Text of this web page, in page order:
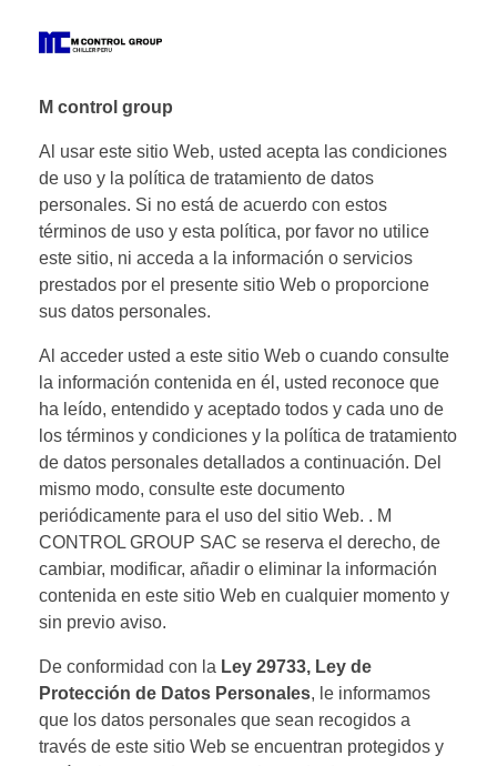
M control group
Al usar este sitio Web, usted acepta las condiciones
de uso y la política de tratamiento de datos
personales. Si no está de acuerdo con estos
términos de uso y esta política, por favor no utilice
este sitio, ni acceda a la información o servicios
prestados por el presente sitio Web o proporcione
sus datos personales.
Al acceder usted a este sitio Web o cuando consulte
la información contenida en él, usted reconoce que
ha leído, entendido y aceptado todos y cada uno de
los términos y condiciones y la política de tratamiento
de datos personales detallados a continuación. Del
mismo modo, consulte este documento
periódicamente para el uso del sitio Web. . M
CONTROL GROUP SAC se reserva el derecho, de
cambiar, modificar, añadir o eliminar la información
contenida en este sitio Web en cualquier momento y
sin previo aviso.
De conformidad con la Ley 29733, Ley de
Protección de Datos Personales, le informamos
que los datos personales que sean recogidos a
través de este sitio Web se encuentran protegidos y